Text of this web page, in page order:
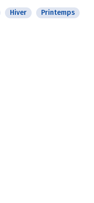
Hiver Printemps